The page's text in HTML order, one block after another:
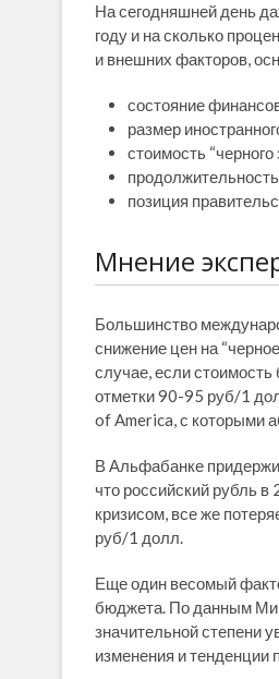
На сегодняшней день
году и на сколько
и внешних факторов,
состояние
размер
стоимость
позиция
Мнение
Большинство
снижение цен на
случае, если
отметки 90-95 руб/1
of America, с которыми
В Альфабанке
что российский рубль
кризисом, все же
руб/1 долл.
Еще один весомый
бюджета. По данным
значительной степени
изменения и тенденции